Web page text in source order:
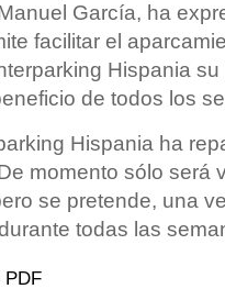
García, ha
facilitar el
Hispania
de todos los
Hispania ha
momento sólo será
se pretende, una
todas las
PDF